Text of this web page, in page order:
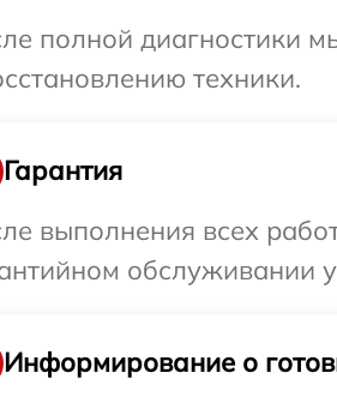
полной диагностики
техники.
Гарантия
выполнения всех
обслуживании
Информирование о